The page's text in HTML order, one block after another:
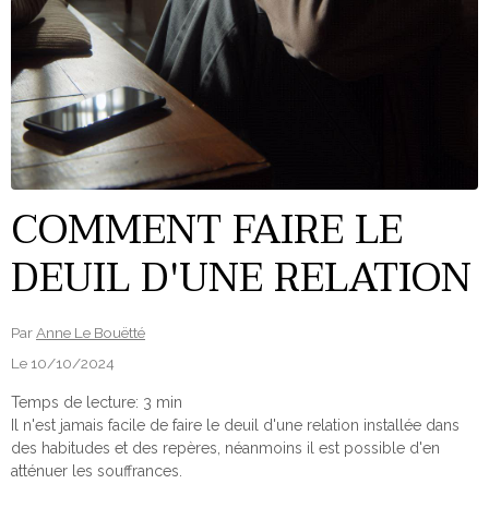
COMMENT FAIRE LE
DEUIL D'UNE RELATION
ParAnne Le Bouëtté
Le 10/10/2024
Temps de lecture: 3 min
Il n'est jamais facile de faire le deuil d'une relation installée dans
des habitudes et des repères, néanmoins il est possible d'en
atténuer les souffrances.